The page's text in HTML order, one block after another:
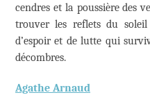
cendres et la poussière des
trouver les reflets du
d’espoir et de lutte qui
décombres.
Agathe Arnaud